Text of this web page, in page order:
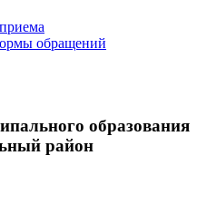
обращений
образования
район